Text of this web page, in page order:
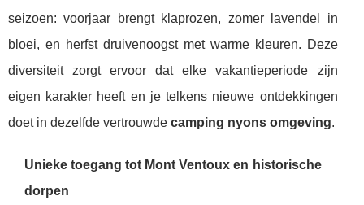
seizoen: voorjaar brengt klaprozen, zomer lavendel in
bloei, en herfst druivenoogst met warme kleuren. Deze
diversiteit zorgt ervoor dat elke vakantieperiode zijn
eigen karakter heeft en je telkens nieuwe ontdekkingen
doet in dezelfde vertrouwde camping nyons omgeving.
Unieke toegang tot Mont Ventoux en historische
dorpen